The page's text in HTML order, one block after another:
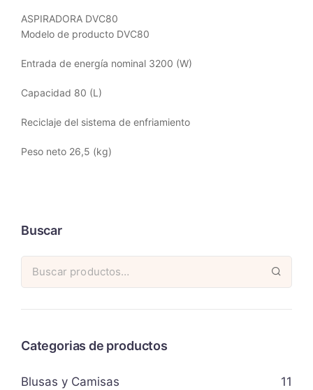
ASPIRADORA DVC80
Modelo de producto DVC80
Entrada de energía nominal 3200 (W)
Capacidad 80 (L)
Reciclaje del sistema de enfriamiento
Peso neto 26,5 (kg)
Buscar
Categorias de productos
Blusas y Camisas 11